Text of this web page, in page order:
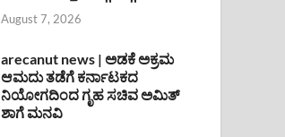
August 7, 2026
arecanut news | ಅಡಕೆ ಅಕ್ರಮ
ಆಮದು ತಡೆಗೆ ಕರ್ನಾಟಕದ
ನಿಯೋಗದಿಂದ ಗೃಹ ಸಚಿವ ಅಮಿತ್
ಶಾಗೆ ಮನವಿ